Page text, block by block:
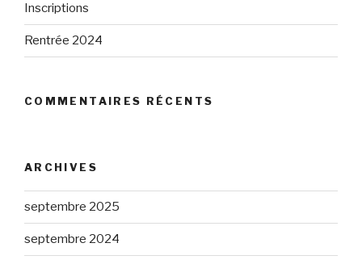
Inscriptions
Rentrée 2024
COMMENTAIRES RÉCENTS
ARCHIVES
septembre 2025
septembre 2024